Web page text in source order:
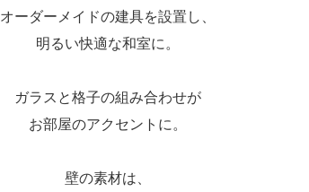
オーダーメイドの建具を設置し、
明るい快適な和室に。
ガラスと格子の組み合わせが
お部屋のアクセントに。
壁の素材は、